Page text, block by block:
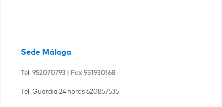
Sede Málaga
Tel. 952070793 | Fax 951930168
Tel. Guardia 24 horas 620857535